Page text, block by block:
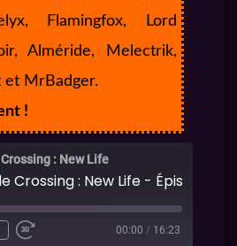
Flamingfox, Lord
Alméride, Melectrik,
et MrBadger.
!
: New Life
Crossing : New Life - Épisode 06
00:00 / 16:23